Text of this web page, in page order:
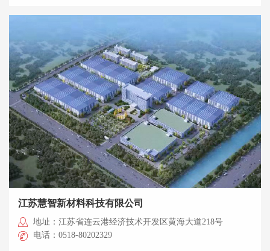
江苏慧智新材料科技有限公司
地址：江苏省连云港经济技术开发区黄海大道218号
电话：0518-80202329